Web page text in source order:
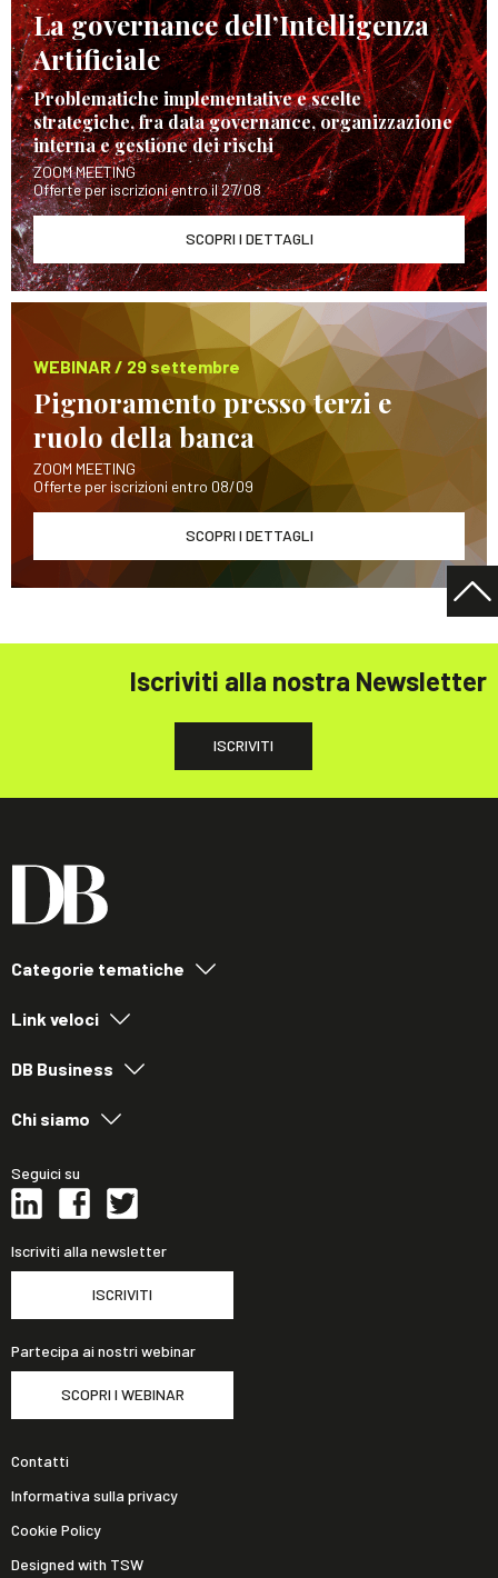
La governance dell’Intelligenza
Artificiale
Problematiche implementative e scelte
strategiche, fra data governance, organizzazione
interna e gestione dei rischi
ZOOM MEETING
Offerte per iscrizioni entro il 27/08
SCOPRI I DETTAGLI
WEBINAR / 29 settembre
Pignoramento presso terzi e
ruolo della banca
ZOOM MEETING
Offerte per iscrizioni entro 08/09
SCOPRI I DETTAGLI
Iscriviti alla nostra Newsletter
ISCRIVITI
Categorie tematiche
Link veloci
DB Business
Chi siamo
Seguici su
Iscriviti alla newsletter
ISCRIVITI
Partecipa ai nostri webinar
SCOPRI I WEBINAR
Contatti
Informativa sulla privacy
Cookie Policy
Designed with TSW